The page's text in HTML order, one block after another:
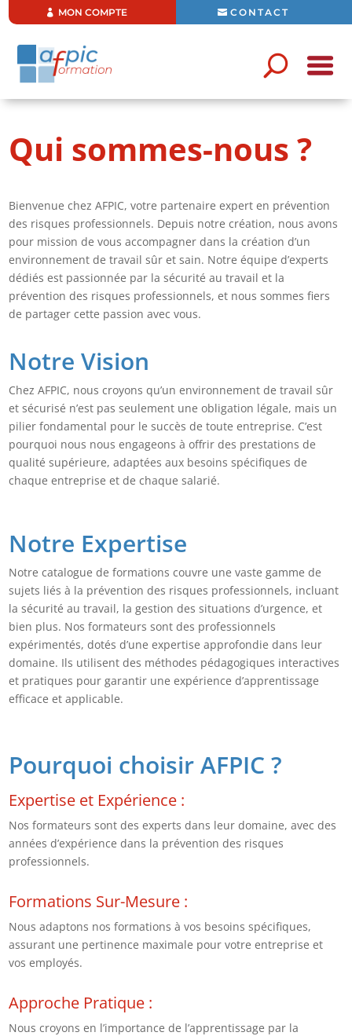
CONTACT
MON COMPTE
Qui sommes-nous ?
Bienvenue chez AFPIC, votre partenaire expert en prévention
des risques professionnels. Depuis notre création, nous avons
pour mission de vous accompagner dans la création d’un
environnement de travail sûr et sain. Notre équipe d’experts
dédiés est passionnée par la sécurité au travail et la
prévention des risques professionnels, et nous sommes fiers
de partager cette passion avec vous.
Notre Vision
Chez AFPIC, nous croyons qu’un environnement de travail sûr
et sécurisé n’est pas seulement une obligation légale, mais un
pilier fondamental pour le succès de toute entreprise. C’est
pourquoi nous nous engageons à offrir des prestations de
qualité supérieure, adaptées aux besoins spécifiques de
chaque entreprise et de chaque salarié.
Notre Expertise
Notre catalogue de formations couvre une vaste gamme de
sujets liés à la prévention des risques professionnels, incluant
la sécurité au travail, la gestion des situations d’urgence, et
bien plus. Nos formateurs sont des professionnels
expérimentés, dotés d’une expertise approfondie dans leur
domaine. Ils utilisent des méthodes pédagogiques interactives
et pratiques pour garantir une expérience d’apprentissage
efficace et applicable.
Pourquoi choisir AFPIC ?
Expertise et Expérience :
Nos formateurs sont des experts dans leur domaine, avec des
années d’expérience dans la prévention des risques
professionnels.
Formations Sur-Mesure :
Nous adaptons nos formations à vos besoins spécifiques,
assurant une pertinence maximale pour votre entreprise et
vos employés.
Approche Pratique :
Nous croyons en l’importance de l’apprentissage par la